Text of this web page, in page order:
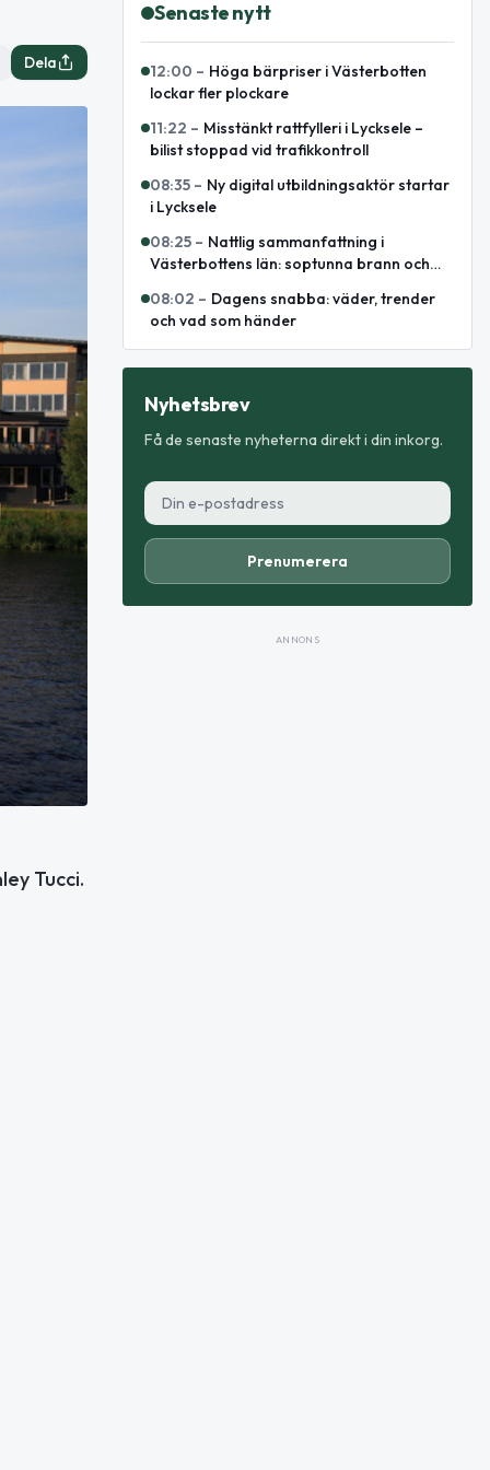
Dela
Tucci.
Senaste nytt
12:00 – Höga bärpriser i Västerbotten
lockar fler plockare
11:22 – Misstänkt rattfylleri i Lycksele –
bilist stoppad vid trafikkontroll
08:35 – Ny digital utbildningsaktör startar
i Lycksele
08:25 – Nattlig sammanfattning i
Västerbottens län: soptunna brann och
08:02 – Dagens snabba: väder, trender
och vad som händer
Nyhetsbrev
Få de senaste nyheterna direkt i din inkorg.
Prenumerera
ANNONS